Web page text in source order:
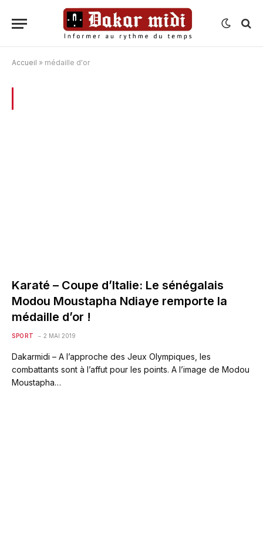
Accueil » médaille d'or
Karaté – Coupe d’Italie: Le sénégalais
Modou Moustapha Ndiaye remporte la
médaille d’or !
SPORT 2 MAI 2019
Dakarmidi – A l’approche des Jeux Olympiques, les
combattants sont à l’affut pour les points. A l’image de Modou
Moustapha…